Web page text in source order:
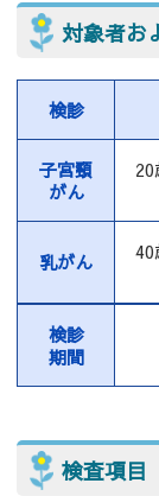
対象者お
検診
子宮頸
がん
乳がん
検診
期間
検査項目